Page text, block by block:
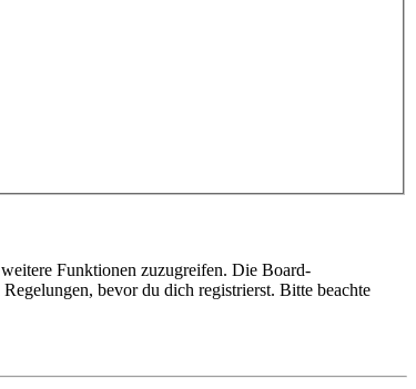
Funktionen zuzugreifen. Die Board-
bevor du dich registrierst. Bitte beachte